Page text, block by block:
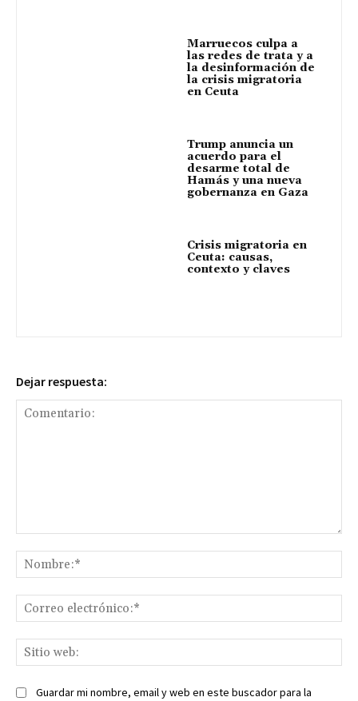
Marruecos culpa a
las redes de trata y a
la desinformación de
la crisis migratoria
en Ceuta
Trump anuncia un
acuerdo para el
desarme total de
Hamás y una nueva
gobernanza en Gaza
Crisis migratoria en
Ceuta: causas,
contexto y claves
Dejar respuesta:
Guardar mi nombre, email y web en este buscador para la